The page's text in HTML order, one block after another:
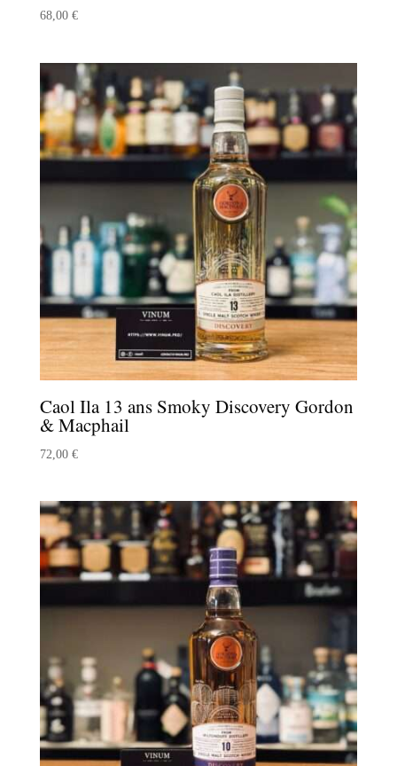
68,00 €
Caol Ila 13 ans Smoky Discovery Gordon
& Macphail
72,00 €